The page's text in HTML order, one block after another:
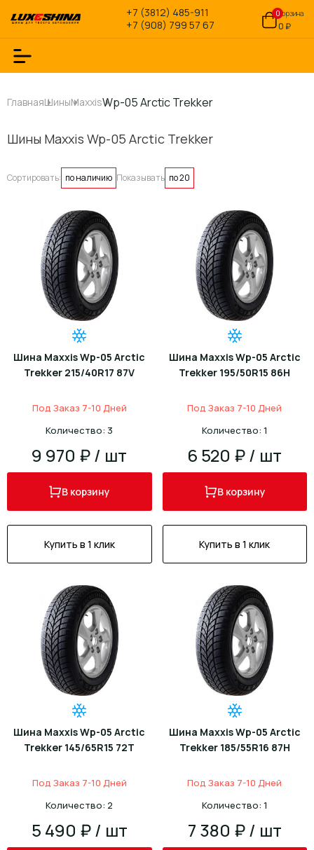
+7 (3812) 485-911
+7 (908) 799 57 67
0Корзина
0 ₽
ГлавнаяШиныMaxxisWp-05 Arctic Trekker
Шины Maxxis Wp-05 Arctic Trekker
Сортировать: по наличию Показывать по 20
Шина Maxxis Wp-05 Arctic
Trekker 215/40R17 87V
Под Заказ 7-10 Дней
Количество: 3
9 970 ₽ / шт
В корзину
Купить в 1 клик
Шина Maxxis Wp-05 Arctic
Trekker 195/50R15 86H
Под Заказ 7-10 Дней
Количество: 1
6 520 ₽ / шт
В корзину
Купить в 1 клик
Шина Maxxis Wp-05 Arctic
Trekker 145/65R15 72T
Под Заказ 7-10 Дней
Количество: 2
5 490 ₽ / шт
Шина Maxxis Wp-05 Arctic
Trekker 185/55R16 87H
Под Заказ 7-10 Дней
Количество: 1
7 380 ₽ / шт